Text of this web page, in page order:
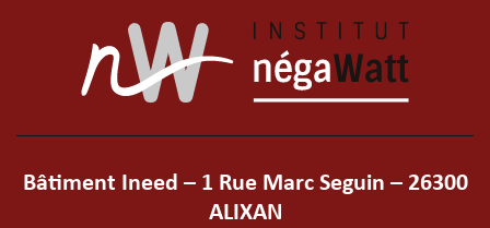
Bâtiment Ineed – 1 Rue Marc Seguin – 26300
ALIXAN